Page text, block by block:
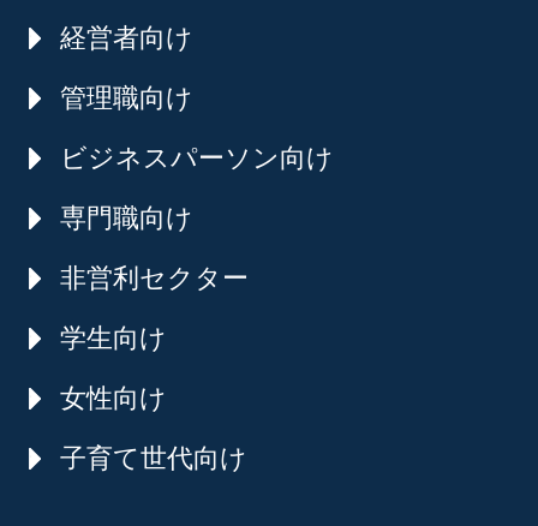
経営者向け
管理職向け
ビジネスパーソン向け
専門職向け
非営利セクター
学生向け
女性向け
子育て世代向け